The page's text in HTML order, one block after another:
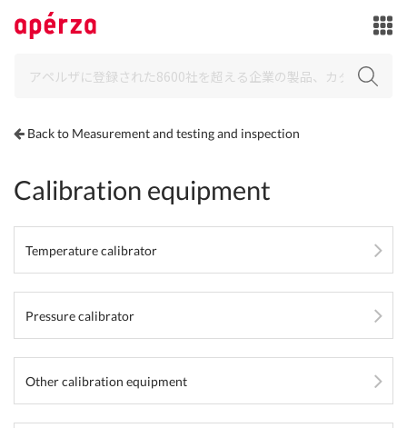
Back to Measurement and testing and inspection
Calibration equipment
Temperature calibrator
Pressure calibrator
Other calibration equipment